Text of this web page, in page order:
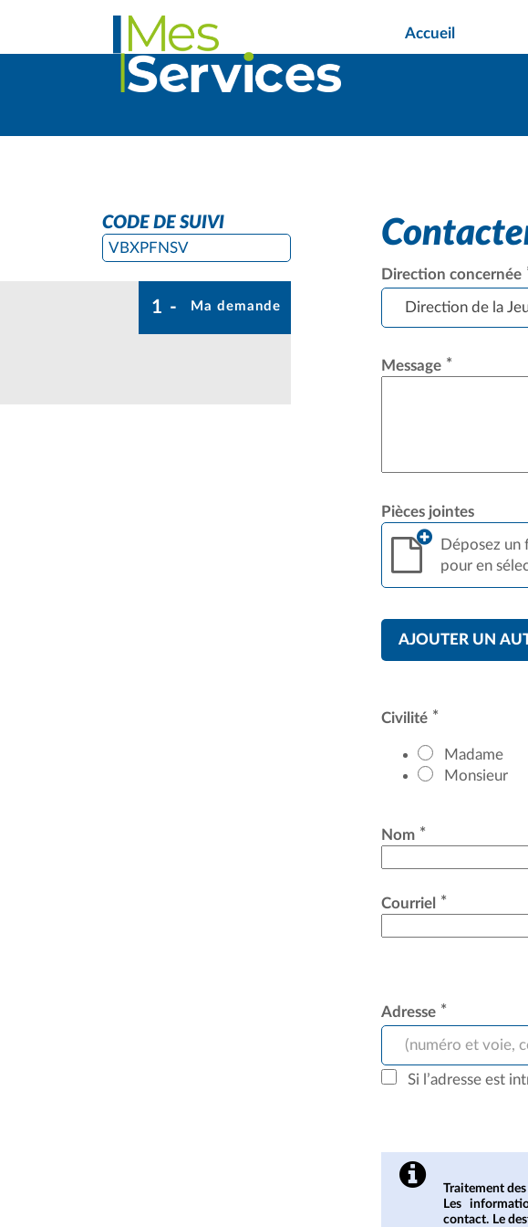
Accueil
CODE DE SUIVI
VBXPFNSV
1 Ma demande(étape courante)
Direction concernée
Direction de la
Message *
Pièces jointes
Déposez un
pour en
AJOUTER UN
Civilité *
Madame
Monsieur
Nom *
Courriel *
Adresse *
(numéro et voie,
Si l’adresse est
Traitement
Les
contact. Le